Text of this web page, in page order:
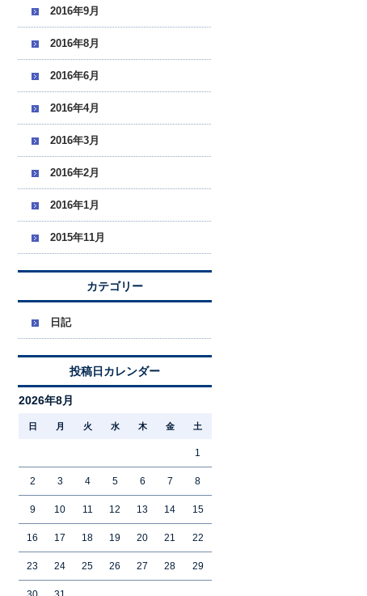
2016年9月
2016年8月
2016年6月
2016年4月
2016年3月
2016年2月
2016年1月
2015年11月
カテゴリー
日記
投稿日カレンダー
2026年8月
日 月 火 水 木 金 土
1
2 3 4 5 6 7 8
9 10 11 12 13 14 15
16 17 18 19 20 21 22
23 24 25 26 27 28 29